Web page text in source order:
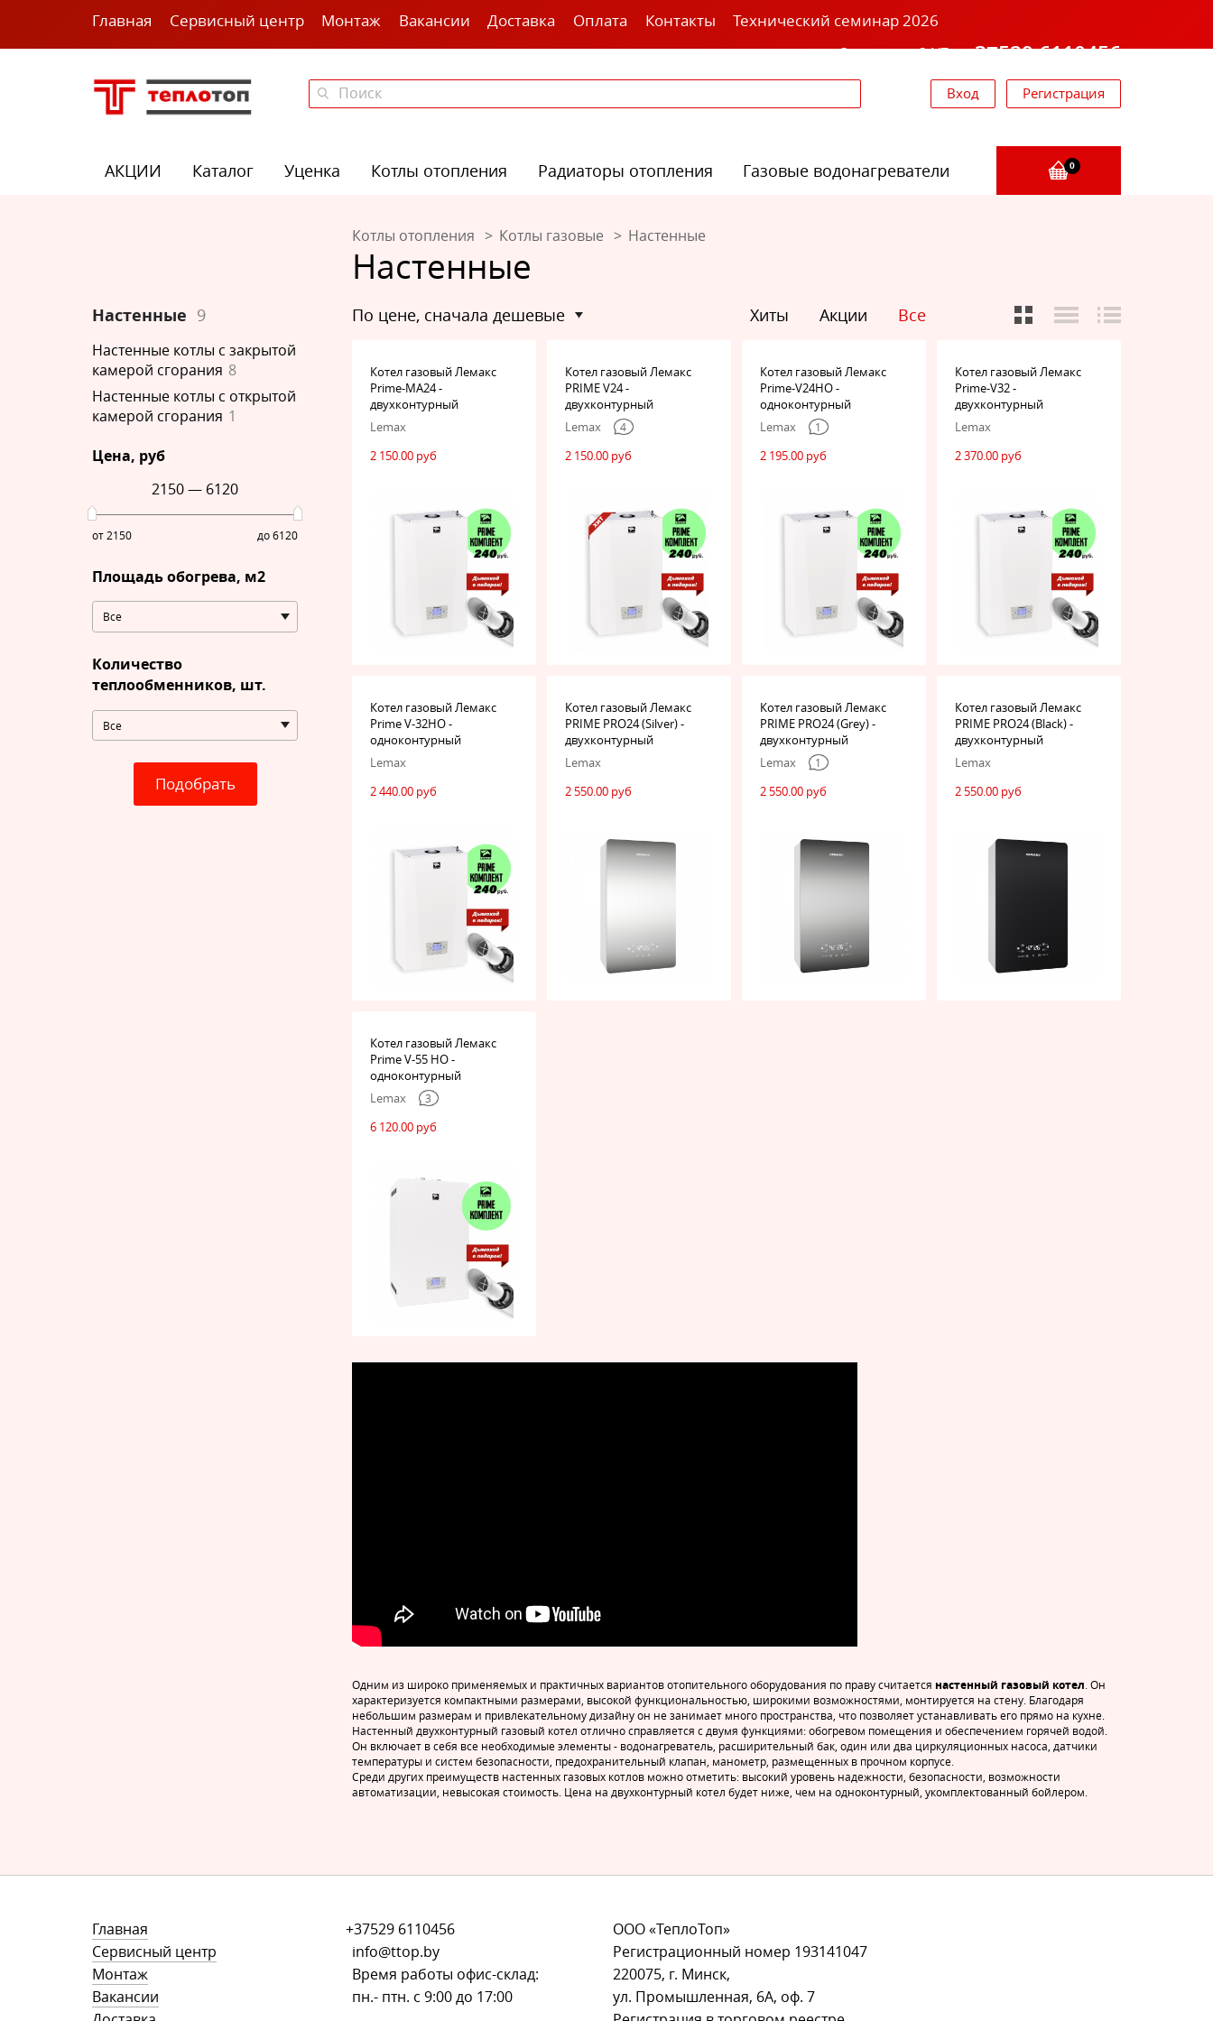
Главная Сервисный центр Монтаж Вакансии Доставка Оплата Контакты Технический семинар 2026
+37529 6110456
звоните 24/7
Вход Регистрация
0
АКЦИИ Каталог Уценка Котлы отопления Радиаторы отопления Газовые водонагреватели
Котлы отопления Котлы газовые Настенные
Настенные
Настенные 9
Настенные котлы с закрытой
камерой сгорания 8
Настенные котлы с открытой
камерой сгорания 1
Хиты Акции Все
по цене, сначала дешевые
Цена, руб
2150— 6120
от 2150 до 6120
Площадь обогрева, м2
Все
Количество
теплообменников, шт.
Все
Подобрать
Котел газовый Лемакс
Prime-MA24 -
двухконтурный
Lemax
2 150.00 руб
Котел газовый Лемакс
PRIME V24 -
двухконтурный
Lemax
4
2 150.00 руб
Котел газовый Лемакс
Prime-V24НО -
одноконтурный
Lemax
1
2 195.00 руб
Котел газовый Лемакс
Prime-V32 -
двухконтурный
Lemax
2 370.00 руб
Котел газовый Лемакс
Prime V-32НО -
одноконтурный
Lemax
2 440.00 руб
Котел газовый Лемакс
PRIME PRO24 (Silver) -
двухконтурный
Lemax
2 550.00 руб
Котел газовый Лемакс
PRIME PRO24 (Grey) -
двухконтурный
Lemax
1
2 550.00 руб
Котел газовый Лемакс
PRIME PRO24 (Black) -
двухконтурный
Lemax
2 550.00 руб
Котел газовый Лемакс
Prime V-55 НО -
одноконтурный
Lemax
3
6 120.00 руб
Одним из широко применяемых и практичных вариантов отопительного оборудования по праву считается настенный газовый котел . Он
характеризуется компактными размерами, высокой функциональностью, широкими возможностями, монтируется на стену. Благодаря
небольшим размерам и привлекательному дизайну он не занимает много пространства, что позволяет устанавливать его прямо на кухне.
Настенный двухконтурный газовый котел отлично справляется с двумя функциями: обогревом помещения и обеспечением горячей водой.
Он включает в себя все необходимые элементы - водонагреватель, расширительный бак, один или два циркуляционных насоса, датчики
температуры и систем безопасности, предохранительный клапан, манометр, размещенных в прочном корпусе.
Среди других преимуществ настенных газовых котлов можно отметить: высокий уровень надежности, безопасности, возможности
автоматизации, невысокая стоимость. Цена на двухконтурный котел будет ниже, чем на одноконтурный, укомплектованный бойлером.
Главная
Сервисный центр
Монтаж
Вакансии
+37529 6110456
info@ttop.by
Время работы офис-склад:
пн.- птн. с 9:00 до 17:00
ООО «ТеплоТоп»
Регистрационный номер 193141047
220075, г. Минск,
ул. Промышленная, 6А, оф. 7